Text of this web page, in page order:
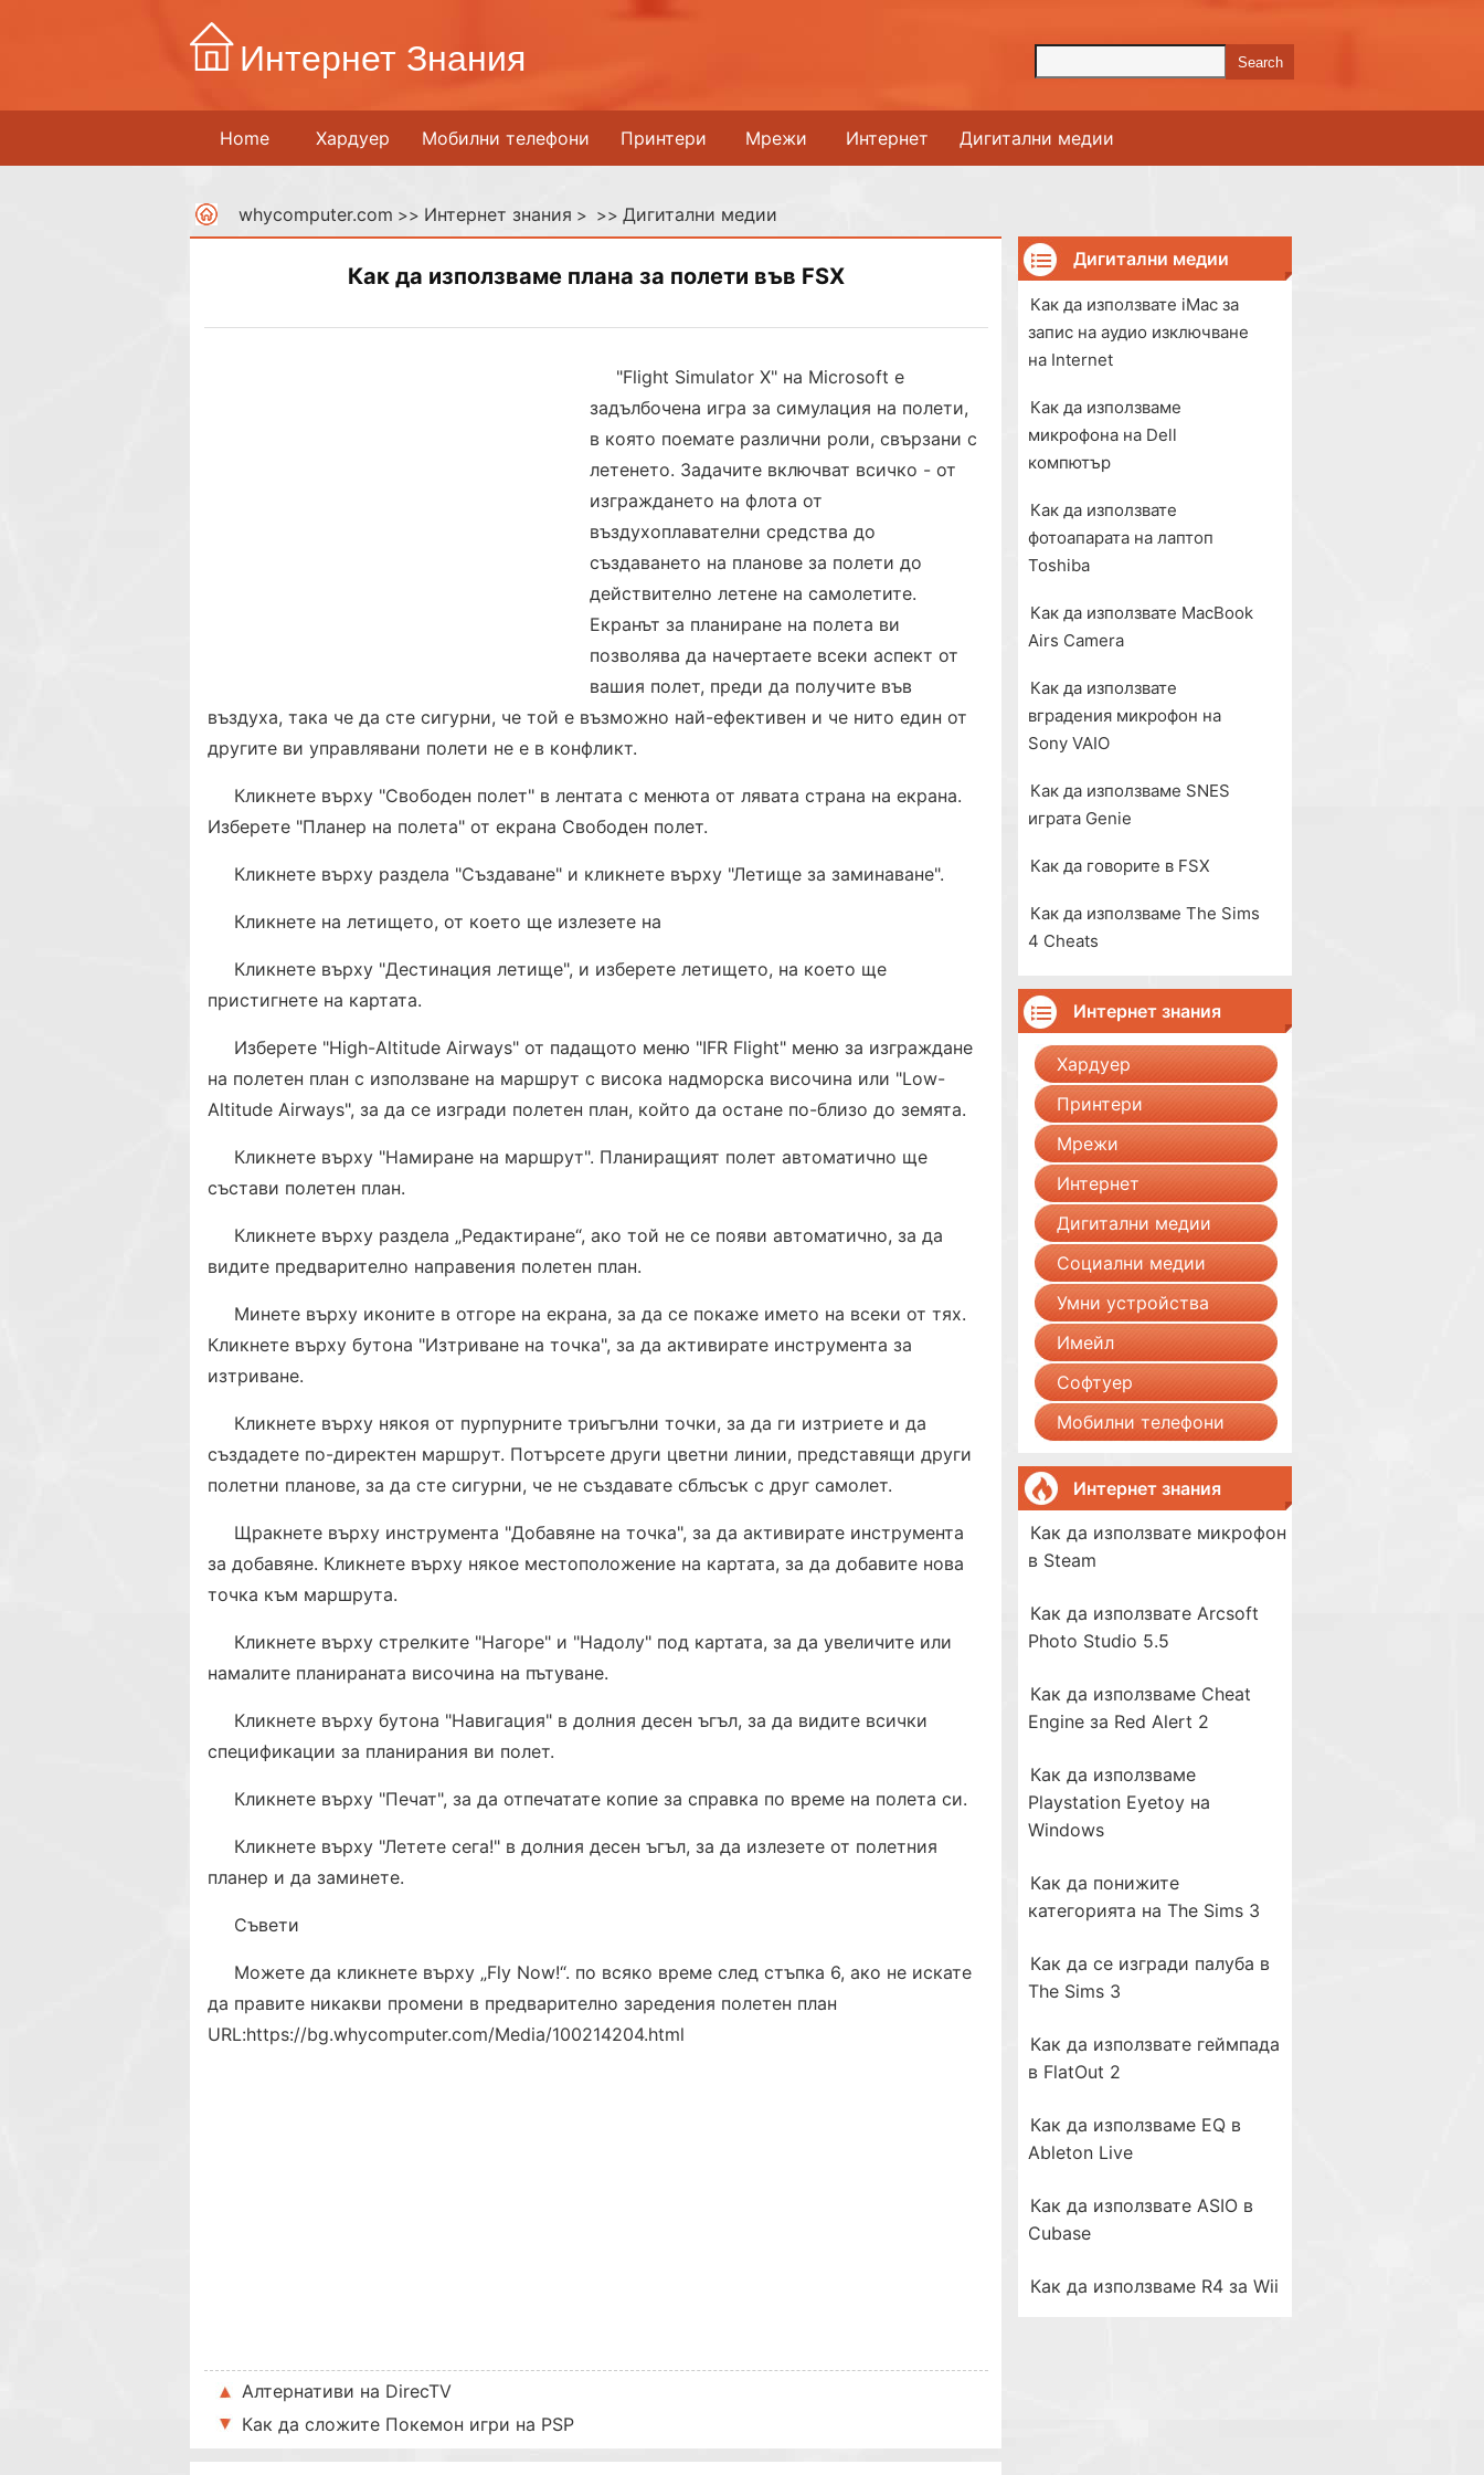
Интернет Знания
Home Хардуер Мобилни телефони Принтери Мрежи Интернет Дигитални медии
whycomputer.com >> Интернет знания > >> Дигитални медии
Как да използваме плана за полети във FSX
"Flight Simulator X" на Microsoft е
задълбочена игра за симулация на полети,
в която поемате различни роли, свързани с
летенето. Задачите включват всичко - от
изграждането на флота от
въздухоплавателни средства до
създаването на планове за полети до
действително летене на самолетите.
Екранът за планиране на полета ви
позволява да начертаете всеки аспект от
вашия полет, преди да получите във
въздуха, така че да сте сигурни, че той е възможно най-ефективен и че нито един от
другите ви управлявани полети не е в конфликт.
Кликнете върху "Свободен полет" в лентата с менюта от лявата страна на екрана.
Изберете "Планер на полета" от екрана Свободен полет.
Кликнете върху раздела "Създаване" и кликнете върху "Летище за заминаване".
Кликнете на летището, от което ще излезете на
Кликнете върху "Дестинация летище", и изберете летището, на което ще
пристигнете на картата.
Изберете "High-Altitude Airways" от падащото меню "IFR Flight" меню за изграждане
на полетен план с използване на маршрут с висока надморска височина или "Low-
Altitude Airways", за да се изгради полетен план, който да остане по-близо до земята.
Кликнете върху "Намиране на маршрут". Планиращият полет автоматично ще
състави полетен план.
Кликнете върху раздела „Редактиране“, ако той не се появи автоматично, за да
видите предварително направения полетен план.
Минете върху иконите в отгоре на екрана, за да се покаже името на всеки от тях.
Кликнете върху бутона "Изтриване на точка", за да активирате инструмента за
изтриване.
Кликнете върху някоя от пурпурните триъгълни точки, за да ги изтриете и да
създадете по-директен маршрут. Потърсете други цветни линии, представящи други
полетни планове, за да сте сигурни, че не създавате сблъсък с друг самолет.
Щракнете върху инструмента "Добавяне на точка", за да активирате инструмента
за добавяне. Кликнете върху някое местоположение на картата, за да добавите нова
точка към маршрута.
Кликнете върху стрелките "Нагоре" и "Надолу" под картата, за да увеличите или
намалите планираната височина на пътуване.
Кликнете върху бутона "Навигация" в долния десен ъгъл, за да видите всички
спецификации за планирания ви полет.
Кликнете върху "Печат", за да отпечатате копие за справка по време на полета си.
Кликнете върху "Летете сега!" в долния десен ъгъл, за да излезете от полетния
планер и да заминете.
Съвети
Можете да кликнете върху „Fly Now!“. по всяко време след стъпка 6, ако не искате
да правите никакви промени в предварително заредения полетен план
URL:https://bg.whycomputer.com/Media/100214204.html
Алтернативи на DirecTV
Как да сложите Покемон игри на PSP
Дигитални медии
Как да използвате iMac за
запис на аудио изключване
на Internet
Как да използваме
микрофона на Dell
компютър
Как да използвате
фотоапарата на лаптоп
Toshiba
Как да използвате MacBook
Airs Camera
Как да използвате
вградения микрофон на
Sony VAIO
Как да използваме SNES
играта Genie
Как да говорите в FSX
Как да използваме The Sims
4 Cheats
Интернет знания
Хардуер
Принтери
Мрежи
Интернет
Дигитални медии
Социални медии
Умни устройства
Имейл
Софтуер
Мобилни телефони
Интернет знания
Как да използвате микрофон
в Steam
Как да използвате Arcsoft
Photo Studio 5.5
Как да използваме Cheat
Engine за Red Alert 2
Как да използваме
Playstation Eyetoy на
Windows
Как да понижите
категорията на The Sims 3
Как да се изгради палуба в
The Sims 3
Как да използвате геймпада
в FlatOut 2
Как да използваме EQ в
Ableton Live
Как да използвате ASIO в
Cubase
Как да използваме R4 за Wii